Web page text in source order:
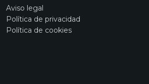
Aviso legal
Política de privacidad
Política de cookies